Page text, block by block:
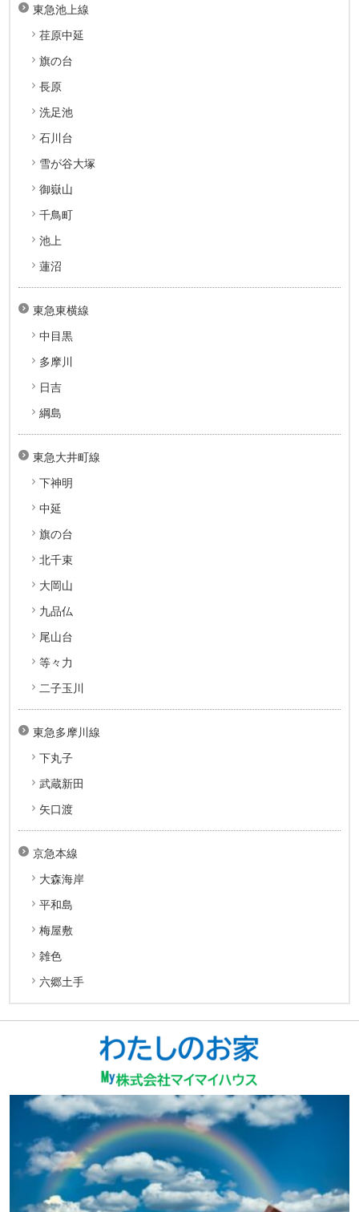
東急池上線
荏原中延
旗の台
長原
洗足池
石川台
雪が谷大塚
御嶽山
千鳥町
池上
蓮沼
東急東横線
中目黒
多摩川
日吉
綱島
東急大井町線
下神明
中延
旗の台
北千束
大岡山
九品仏
尾山台
等々力
二子玉川
東急多摩川線
下丸子
武蔵新田
矢口渡
京急本線
大森海岸
平和島
梅屋敷
雑色
六郷土手